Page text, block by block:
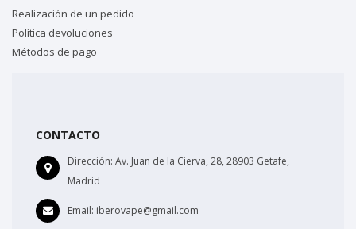
Realización de un pedido
Política devoluciones
Métodos de pago
CONTACTO
Dirección: Av. Juan de la Cierva, 28, 28903 Getafe,
Madrid
Email: iberovape@gmail.com